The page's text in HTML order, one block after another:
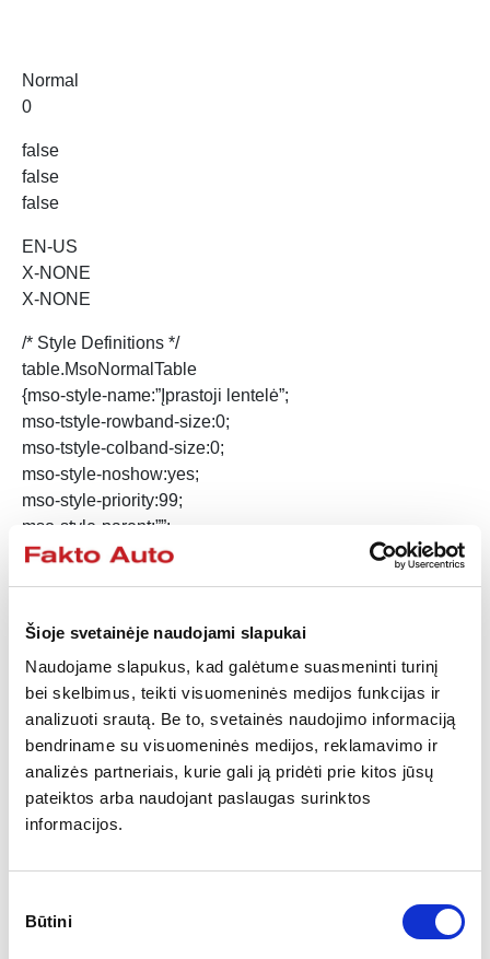
Šioje svetainėje naudojami slapukai
Naudojame slapukus, kad galėtume suasmeninti turinį
bei skelbimus, teikti visuomeninės medijos funkcijas ir
analizuoti srautą. Be to, svetainės naudojimo informaciją
bendriname su visuomeninės medijos, reklamavimo ir
analizės partneriais, kurie gali ją pridėti prie kitos jūsų
pateiktos arba naudojant paslaugas surinktos
informacijos.
pasirinkimas
Būtini
Normal
0
false
false
false
EN-US
X-NONE
X-NONE
/* Style Definitions */
table.MsoNormalTable
{mso-style-name:”Įprastoji lentelė”;
mso-tstyle-rowband-size:0;
mso-tstyle-colband-size:0;
mso-style-noshow:yes;
mso-style-priority:99;
mso-style-parent:””;
mso-padding-alt:0in 5.4pt 0in 5.4pt;
mso-para-margin-bottom:8.0pt;
mso-para-margin-left:0in;
line-height:107%;
mso-pagination:widow-orphan;
font-size:11.0pt;
font-family:”Calibri”,”sans-serif”;
mso-ascii-font-family:Calibri;
mso-ascii-theme-font:minor-latin;
mso-hansi-theme-font:minor-latin;}
Grįžti